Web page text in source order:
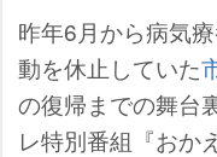
昨年6月から病気
動を休止していた
の復帰までの舞台
レ特別番組『おか